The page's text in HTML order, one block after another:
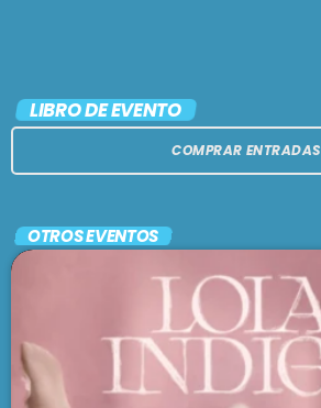
UN CUENTO ARGENTO
9:30 am - 1:00 pm
SE VIENE . . .
LIBRO DE EVENTO
COMPRAR ENTRADAS
OTROS EVENTOS